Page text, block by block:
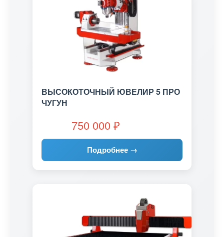
ВЫСОКОТОЧНЫЙ ЮВЕЛИР 5 ПРО
ЧУГУН
750 000 ₽
Подробнее →